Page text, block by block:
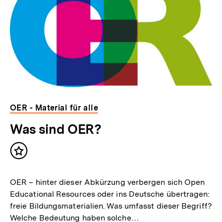
OER - Material für alle
Was sind OER?
Inhalt
OER – hinter dieser Abkürzung verbergen sich Open
Educational Resources oder ins Deutsche übertragen:
freie Bildungsmaterialien. Was umfasst dieser Begriff?
Welche Bedeutung haben solche…